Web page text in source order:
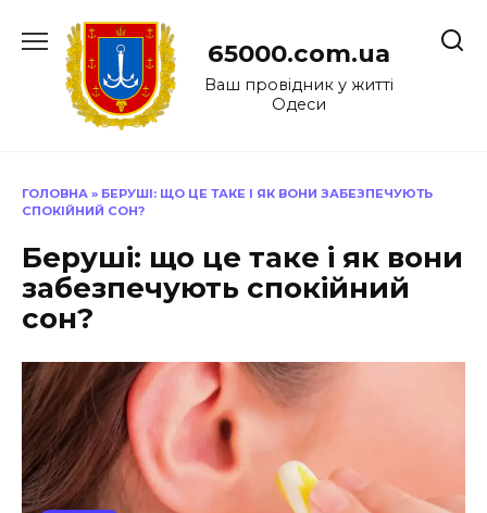
до
65000.com.ua
Ваш провідник у житті
Одеси
ГОЛОВНА » БЕРУШІ: ЩО ЦЕ ТАКЕ І ЯК ВОНИ ЗАБЕЗПЕЧУЮТЬ
СПОКІЙНИЙ СОН?
Беруші: що це таке і як вони
забезпечують спокійний
сон?